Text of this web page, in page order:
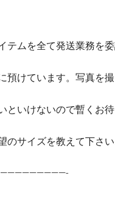
テムを全て発送業務を
預けています。写真を
といけないので暫くお
のサイズを教えて下さい